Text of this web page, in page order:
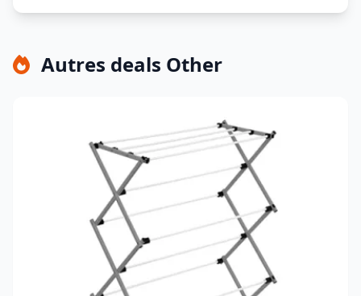
Autres deals Other